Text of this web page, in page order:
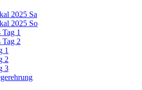
2025 Sa
2025 So
1
Tag 2
1
2
3